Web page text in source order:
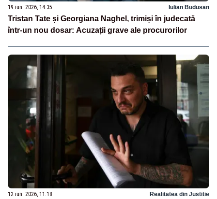
19 iun. 2026, 14:35 Iulian Budusan
Tristan Tate și Georgiana Naghel, trimiși în judecată
într-un nou dosar: Acuzații grave ale procurorilor
12 iun. 2026, 11:18 Realitatea din Justitie